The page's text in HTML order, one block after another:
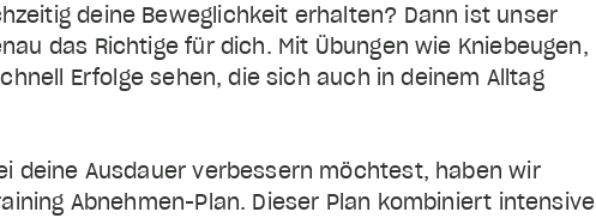
deine Beweglichkeit erhalten? Dann ist unser
das Richtige für dich. Mit Übungen wie Kniebeugen,
Erfolge sehen, die sich auch in deinem Alltag
deine Ausdauer verbessern möchtest, haben wir
Abnehmen-Plan. Dieser Plan kombiniert intensive